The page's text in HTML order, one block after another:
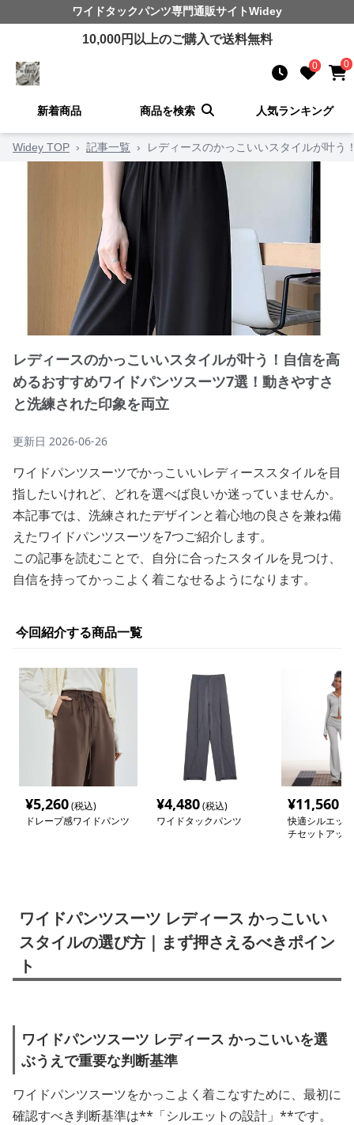
ワイドタックパンツ専門通販サイトWidey
10,000円以上のご購入で送料無料
0 0
新着商品 商品を検索 人気ランキング
Widey TOP › 記事一覧 › レディースのかっこいいスタイルが叶う
レディースのかっこいいスタイルが叶う！自信を高
めるおすすめワイドパンツスーツ7選！動きやすさ
と洗練された印象を両立
更新日 2026-06-26
ワイドパンツスーツでかっこいいレディーススタイルを目
指したいけれど、どれを選べば良いか迷っていませんか。
本記事では、洗練されたデザインと着心地の良さを兼ね備
えたワイドパンツスーツを7つご紹介します。
この記事を読むことで、自分に合ったスタイルを見つけ、
自信を持ってかっこよく着こなせるようになります。
今回紹介する商品一覧
¥5,260(税込)
ドレープ感ワイドパンツ
¥4,480(税込)
ワイドタックパンツ
¥11,560
快適シルエッ
チセットアップ
ワイドパンツスーツ レディース かっこいい
スタイルの選び方｜まず押さえるべきポイン
ト
ワイドパンツスーツ レディース かっこいいを選
ぶうえで重要な判断基準
ワイドパンツスーツをかっこよく着こなすために、最初に
確認すべき判断基準は**「シルエットの設計」**です。